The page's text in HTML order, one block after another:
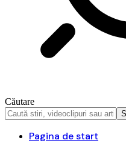
Căutare
Pagina de start